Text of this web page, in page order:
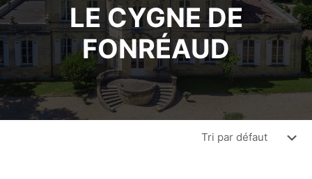
LE CYGNE DE
FONRÉAUD